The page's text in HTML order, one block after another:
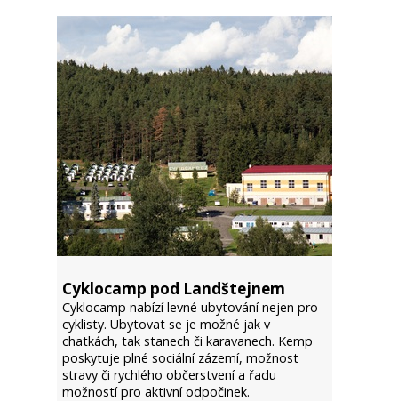
Cyklocamp pod Landštejnem
Cyklocamp nabízí levné ubytování nejen pro
cyklisty. Ubytovat se je možné jak v
chatkách, tak stanech či karavanech. Kemp
poskytuje plné sociální zázemí, možnost
stravy či rychlého občerstvení a řadu
možností pro aktivní odpočinek.